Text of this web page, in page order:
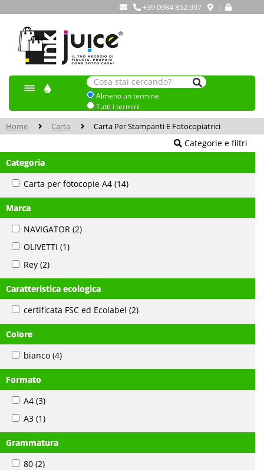
+39 0984 852.997 |
Almeno un termine
Tutti i termini
Home Carta Carta Per Stampanti E Fotocopiatrici
Categorie e filtri
Categoria
Carta per fotocopie A4 (14)
Marca
NAVIGATOR (2)
OLIVETTI (1)
Rey (2)
Caratteristica ecologica
certificata FSC ed Ecolabel (2)
Colore
bianco (4)
Formato
A4 (3)
A3 (1)
Grammatura
80 (2)